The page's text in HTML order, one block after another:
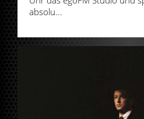
absolu...